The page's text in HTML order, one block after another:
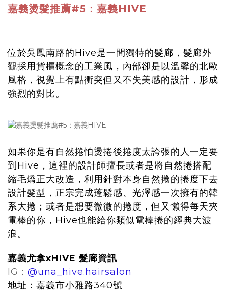
嘉義燙髮推薦#5：嘉義HIVE
位於吳鳳南路的Hive是一間獨特的髮廊，髮廊外
觀採用貨櫃概念的工業風，內部卻是以溫馨的北歐
風格，視覺上有點衝突但又不失美感的設計，形成
強烈的對比。
如果你是有自然捲怕燙捲後捲度太誇張的人一定要
到Hive，這裡的設計師擅長或者是將自然捲搭配
縮毛矯正大改造，利用針對本身自然捲的捲度下去
設計髮型，正宗完成蓬鬆感、光澤感一次擁有的韓
系大捲；或者是想要微微的捲度，但又懶得每天夾
電棒的你，Hive也能給你類似電棒捲的經典大波
浪。
嘉義尤拿xHIVE 髮廊資訊
IG： @una_hive.hairsalon
地址：嘉義市小雅路340號